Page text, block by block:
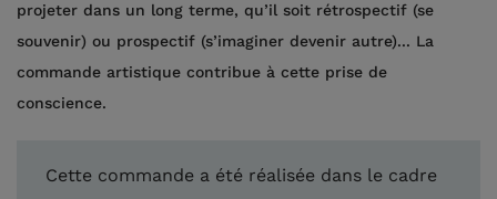
projeter dans un long terme, qu’il soit rétrospectif (se
souvenir) ou prospectif (s’imaginer devenir autre)... La
commande artistique contribue à cette prise de
conscience.
Cette commande a été réalisée dans le cadre